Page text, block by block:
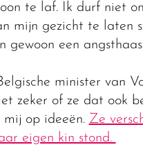
te laf. Ik durf niet
mijn gezicht te laten
gewoon een
minister van
zeker of ze dat ook
op ideeën. Ze
eigen kin stond.